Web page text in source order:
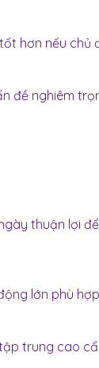
hơn nếu chủ
đề nghiêm
thuận lợi
lớn phù
trung cao